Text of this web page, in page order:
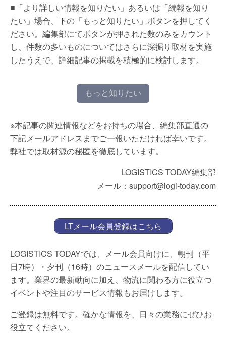
■「より詳しい情報を知りたい」あるいは「続報を知り
たい」場合、下の「もっと知りたい」ボタンを押してく
ださい。編集部にてボタンが押された数のみをカウント
し、件数の多いものについてはさらに深掘り取材を実施
したうえで、詳細記事の掲載を積極的に検討します。
もっと知りたい
※本記事の関連情報などをお持ちの場合、編集部直通の
下記メールアドレスまでご一報いただければ幸いです。
弊社では取材源の秘匿を徹底しています。
LOGISTICS TODAY編集部
メール：support@logi-today.com
LTメール会員登録はこちら
LOGISTICS TODAYでは、メール会員向けに、朝刊（平
日7時）・夕刊（16時）のニュースメールを配信してい
ます。業界の最新動向に加え、物流に関わる方に役立つ
イベントや注目のサービス情報もお届けします。
ご登録は無料です。確かな情報を、日々の業務にぜひお
役立てください。